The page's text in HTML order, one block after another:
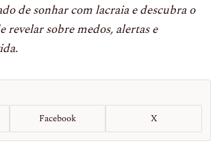
de sonhar com lacraia e descubra o
revelar sobre medos, alertas e
Facebook X